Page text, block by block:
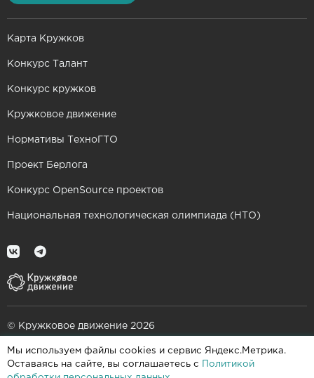
Мы используем файлы cookies и сервис Яндекс.Метрика.
Оставаясь на сайте, вы соглашаетесь с
Политикой
Карта Кружков
Конкурс Талант
Конкурс кружков
Кружковое движение
Нормативы ТехноГТО
Проект Берлога
Конкурс OpenSource проектов
Национальная технологическая олимпиада (НТО)
© Кружковое движение 2026
При поддержке